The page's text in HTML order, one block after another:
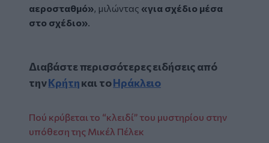
αεροσταθμό» , μιλώντας «για σχέδιο μέσα
στο σχέδιο»
Διαβάστε περισσότερες ειδήσεις από
τηνΚρήτηκαι τοΗράκλειο
Πού κρύβεται το “κλειδί” του μυστηρίου στην
υπόθεση της Μικέλ Πέλεκ